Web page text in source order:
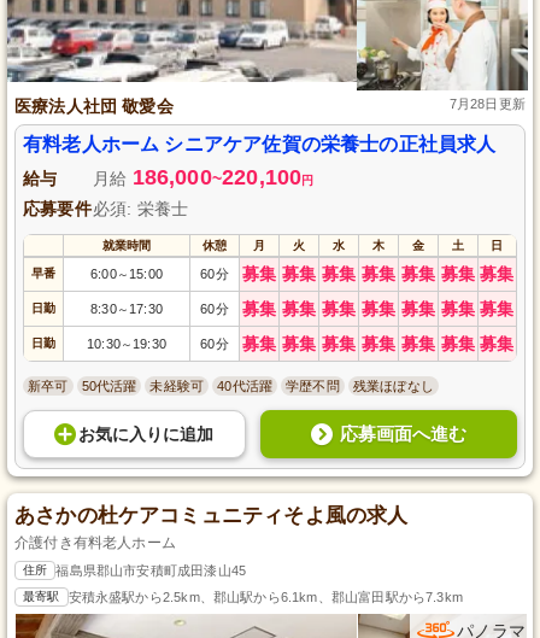
医療法人社団 敬愛会 7月28日更新
有料老人ホーム シニアケア佐賀の栄養士の正社員求人
給与 月給 186,000~220,100円
応募要件必須: 栄養士
就業時間 休憩 月 火 水 木 金 土 日
早番 6:00～ 15:00 60分 募集 募集 募集 募集 募集 募集 募集
日勤 8:30～ 17:30 60分 募集 募集 募集 募集 募集 募集 募集
日勤 10:30～ 19:30 60分 募集 募集 募集 募集 募集 募集 募集
新卒可 50代活躍 未経験可 40代活躍 学歴不問 残業ほぼなし
お気に入り に追加 応募画面へ進む
あさかの杜ケアコミュニティそよ風の求人
介護付き有料老人ホーム
住所 福島県郡山市安積町成田漆山45
最寄駅 安積永盛駅から2.5km、郡山駅から6.1km、郡山富田駅から7.3km
パノラマ